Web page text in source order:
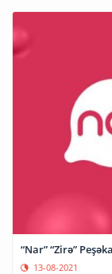
“Nar” “Zirə”
13-08-2021